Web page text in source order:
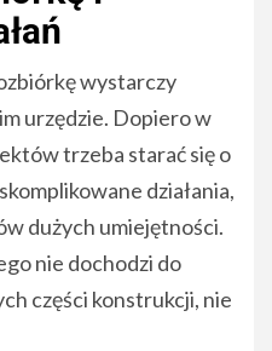
wystarczy
urzędzie. Dopiero w
trzeba starać się o
działania,
dużych umiejętności.
nie dochodzi do
części konstrukcji, nie